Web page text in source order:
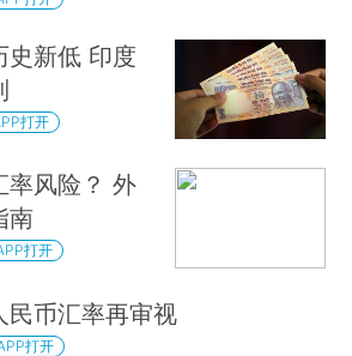
史新低 印度
打开
率风险？ 外
南
打开
民币汇率再审视
打开